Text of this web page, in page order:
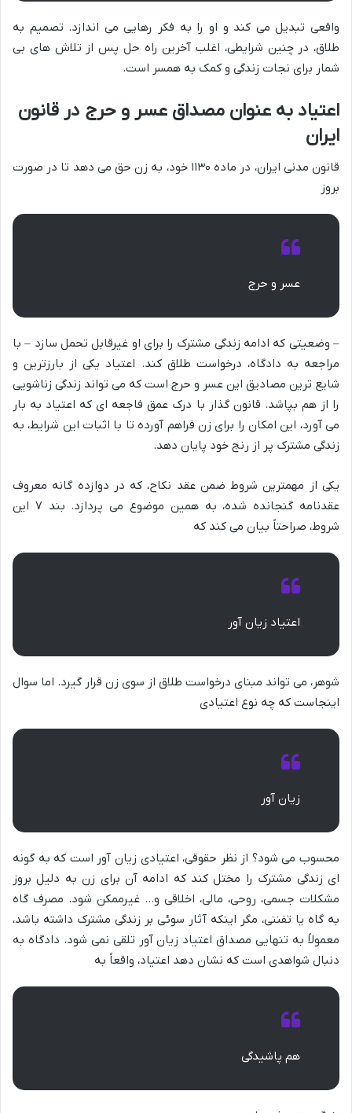
واقعی تبدیل می کند و او را به فکر رهایی می اندازد. تصمیم به
طلاق، در چنین شرایطی، اغلب آخرین راه حل پس از تلاش های بی
شمار برای نجات زندگی و کمک به همسر است.
اعتیاد به عنوان مصداق عسر و حرج در قانون
ایران
قانون مدنی ایران، در ماده ۱۱۳۰ خود، به زن حق می دهد تا در صورت
بروز
عسر و حرج
– وضعیتی که ادامه زندگی مشترک را برای او غیرقابل تحمل سازد – با
مراجعه به دادگاه، درخواست طلاق کند. اعتیاد یکی از بارزترین و
شایع ترین مصادیق این عسر و حرج است که می تواند زندگی زناشویی
را از هم بپاشد. قانون گذار با درک عمق فاجعه ای که اعتیاد به بار
می آورد، این امکان را برای زن فراهم آورده تا با اثبات این شرایط، به
زندگی مشترک پر از رنج خود پایان دهد.
یکی از مهمترین شروط ضمن عقد نکاح، که در دوازده گانه معروف
عقدنامه گنجانده شده، به همین موضوع می پردازد. بند ۷ این
شروط، صراحتاً بیان می کند که
اعتیاد زیان آور
شوهر، می تواند مبنای درخواست طلاق از سوی زن قرار گیرد. اما سوال
اینجاست که چه نوع اعتیادی
زیان آور
محسوب می شود؟ از نظر حقوقی، اعتیادی زیان آور است که به گونه
ای زندگی مشترک را مختل کند که ادامه آن برای زن به دلیل بروز
مشکلات جسمی، روحی، مالی، اخلاقی و… غیرممکن شود. مصرف گاه
به گاه یا تفننی، مگر اینکه آثار سوئی بر زندگی مشترک داشته باشد،
معمولاً به تنهایی مصداق اعتیاد زیان آور تلقی نمی شود. دادگاه به
دنبال شواهدی است که نشان دهد اعتیاد، واقعاً به
هم پاشیدگی